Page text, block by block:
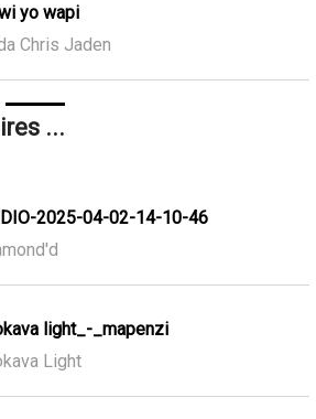
yo wapi
Chris Jaden
...
2025-04-02-14-10-46
light_-_mapenzi
Light